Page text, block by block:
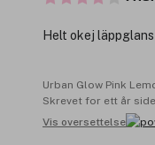
Helt okej
Urban Glow Pink
Skrevet for ett år
Vis oversettelse